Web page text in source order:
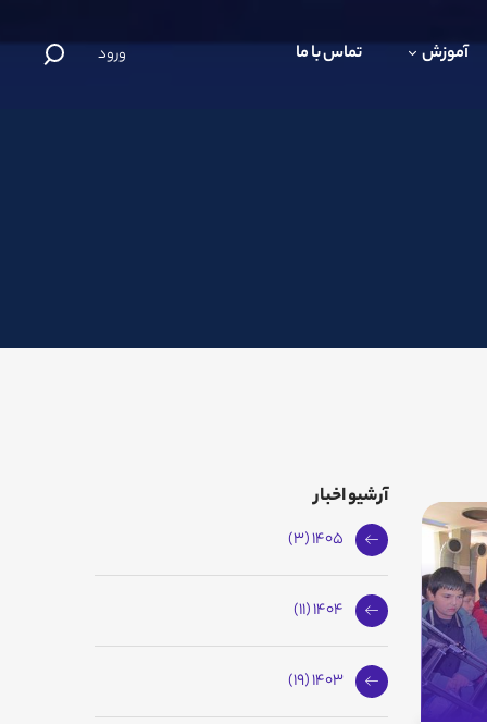
آموزش تماس با ما ورود
آرشیو اخبار
1405 (3)
1404 (11)
1403 (19)